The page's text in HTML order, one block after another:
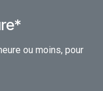
ou moins, pour